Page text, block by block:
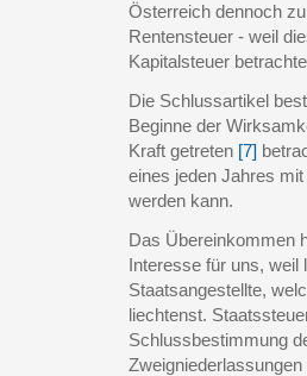
Österreich dennoch
Rentensteuer - weil
Kapitalsteuer
Die Schlussartikel
Beginne der
Kraft getreten [7]
eines jeden Jahres
werden kann.
Das Übereinkommen
Interesse für uns, weil
Staatsangestellte,
liechtenst.
Schlussbestimmung